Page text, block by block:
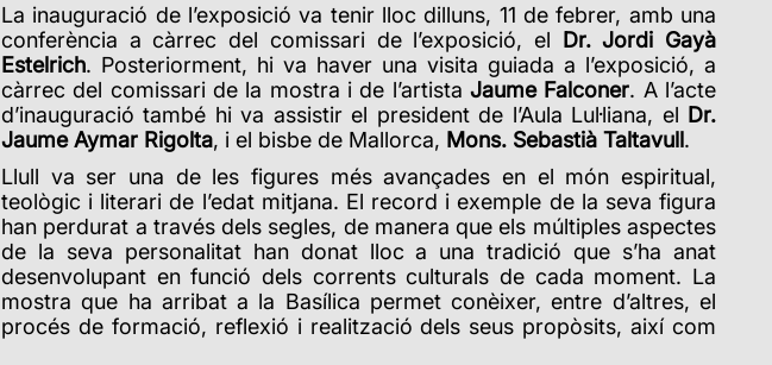
La inauguració de l’exposició va tenir lloc dilluns, 11 de febrer, amb una
conferència a càrrec del comissari de l’exposició, el
Dr. Jordi Gayà
Estelrich. Posteriorment, hi va haver una visita guiada a l’exposició, a
càrrec del comissari de la mostra i de l’artista Jaume Falconer. A l’acte
d’inauguració també hi va assistir el president de l’Aula Lul·liana, el Dr.
Jaume Aymar Rigolta, i el bisbe de Mallorca, Mons. Sebastià Taltavull.
Llull va ser una de les figures més avançades en el món espiritual,
teològic i literari de l’edat mitjana. El record i exemple de la seva figura
han perdurat a través dels segles, de manera que els múltiples aspectes
de la seva personalitat han donat lloc a una tradició que s’ha anat
desenvolupant en funció dels corrents culturals de cada moment. La
mostra que ha arribat a la Basílica permet conèixer, entre d’altres, el
procés de formació, reflexió i realització dels seus propòsits, així com